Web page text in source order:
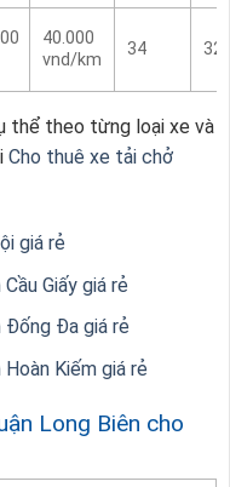
40.000
vnd/km
34 32
thể theo từng loại xe và
Cho thuê xe tải chở
giá rẻ
Giấy giá rẻ
Đống Đa giá rẻ
Kiếm giá rẻ
Long Biên cho